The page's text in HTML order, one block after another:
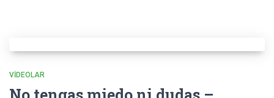
VIDEOLAR